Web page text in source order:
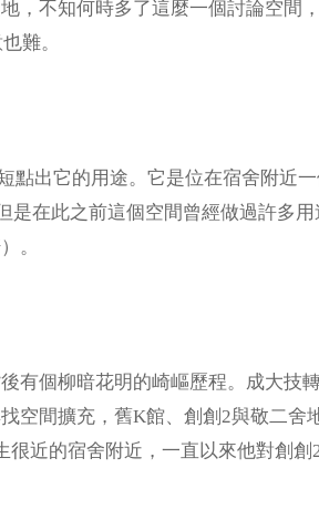
，不知何時多了這麼一個討論空間
難。
點出它的用途。它是位在宿舍附近
在此之前這個空間曾經做過許多
。
有個柳暗花明的崎嶇歷程。成大技
空間擴充，舊K館、創創2與敬二舍
近的宿舍附近，一直以來他對創創2